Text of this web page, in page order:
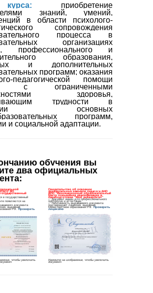
курса:
приобретение
знаний, умений,
в области психолого-
сопровождения
процесса в
организациях
профессионального и
образования,
и дополнительных
программ; оказания
педагогической помощи
с ограниченными
здоровья,
трудности в
основных
программ,
и социальной адаптации.
обучения вы
два официальных
: